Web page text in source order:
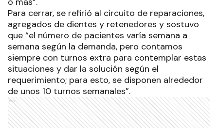
Para cerrar, se refirió al circuito de reparaciones,
agregados de dientes y retenedores y sostuvo
que “el número de pacientes varía semana a
semana según la demanda, pero contamos
siempre con turnos extra para contemplar estas
situaciones y dar la solución según el
requerimiento; para esto, se disponen alrededor
de unos 10 turnos semanales”.
Ads